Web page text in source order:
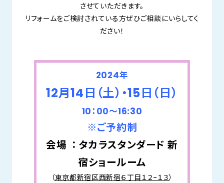
させていただきます。
リフォームをご検討されている方ぜひご相談にいらしてく
ださい！
2024年
12月14日（土）・15日（日）
10：00～16:30
※ご予約制
会場 ： タカラスタンダード 新
宿ショールーム
（東京都新宿区西新宿６丁目１２−１３）